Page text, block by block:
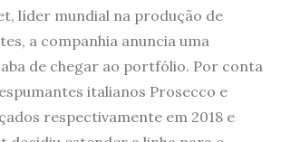
líder mundial na produção de
a companhia anuncia uma
de chegar ao portfólio. Por conta
italianos Prosecco e
respectivamente em 2018 e